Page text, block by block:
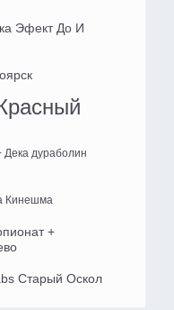
Эфект До И
дураболин
Кинешма
+
Старый Оскол